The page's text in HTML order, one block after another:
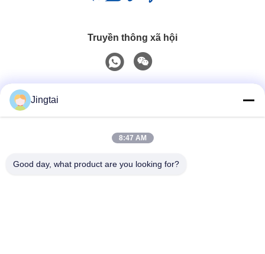
Truyền thông xã hội
0086-755-27491128
Jingtai
8:47 AM
Good day, what product are you looking for?